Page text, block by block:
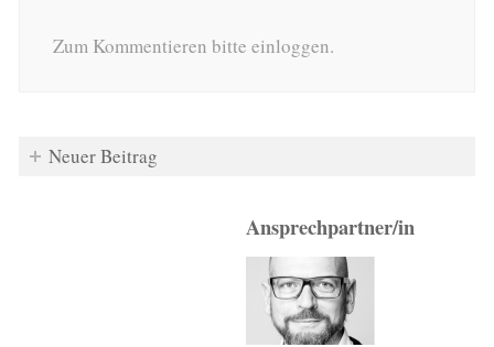
Zum Kommentieren bitte einloggen.
Neuer Beitrag
Ansprechpartner/in